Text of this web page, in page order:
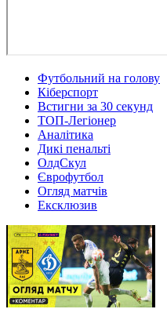
Футбольний на голову
Кіберспорт
Встигни за 30 секунд
ТОП-Легіонер
Аналітика
Дикі пенальті
ОлдСкул
Єврофутбол
Огляд матчів
Ексклюзив